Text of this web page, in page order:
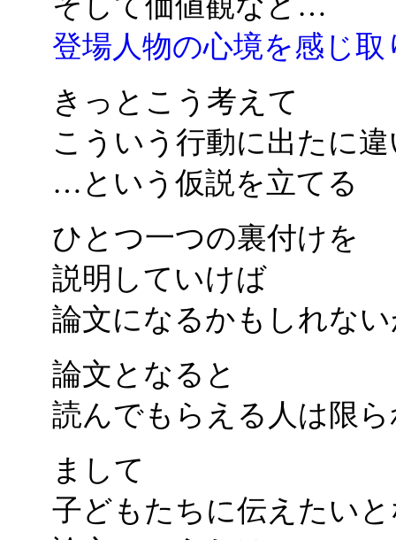
登場人物の心境を感じ取
きっとこう考えて
こういう行動に出たに
…という仮説を立てる
ひとつ一つの裏付けを
説明していけば
論文になるかもしれな
論文となると
読んでもらえる人は限
まして
子どもたちに伝えたい